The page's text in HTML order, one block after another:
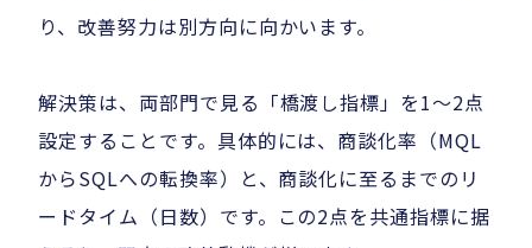
り、改善努力は別方向に向かいます。
解決策は、両部門で見る「橋渡し指標」を1〜2点
設定することです。具体的には、商談化率（MQL
からSQLへの転換率）と、商談化に至るまでのリ
ードタイム（日数）です。この2点を共通指標に据